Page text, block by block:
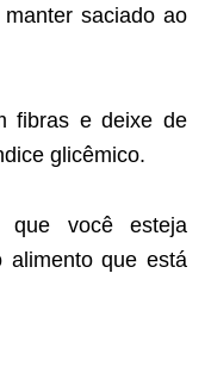
saciado ao
fibras e deixe de
glicêmico.
que você esteja
alimento que está